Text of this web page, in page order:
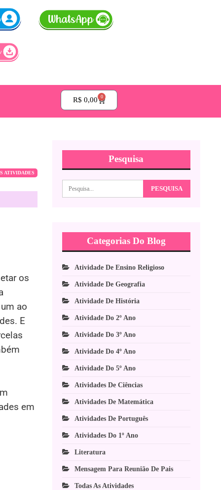
R$ 0,00 0
ATIVIDADES
os
ao
E
em
Pesquisa
Categorias Do Blog
Atividade De Ensino Religioso
Atividade De Geografia
Atividade De História
Atividade Do 2º Ano
Atividade Do 3º Ano
Atividade Do 4º Ano
Atividade Do 5º Ano
Atividades De Ciências
Atividades De Matemática
Atividades De Português
Atividades Do 1º Ano
Literatura
Mensagem Para Reunião De Pais
Todas As Atividades